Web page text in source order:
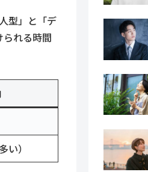
型」と「デ
れる時間
い）